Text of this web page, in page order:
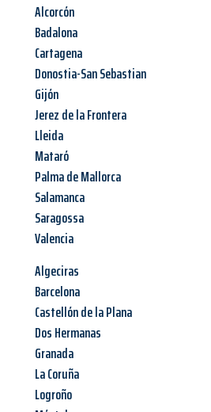
Alcorcón
Badalona
Cartagena
Donostia-San Sebastian
Gijón
Jerez de la Frontera
Lleida
Mataró
Palma de Mallorca
Salamanca
Saragossa
Valencia
Algeciras
Barcelona
Castellón de la Plana
Dos Hermanas
Granada
La Coruña
Logroño